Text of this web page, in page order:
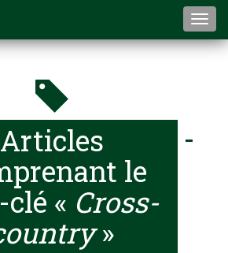
Articles
le
« Cross-
»